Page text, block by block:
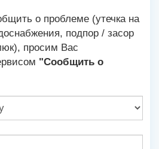
о проблеме (утечка на
подпор / засор
просим Вас
"Сообщить о